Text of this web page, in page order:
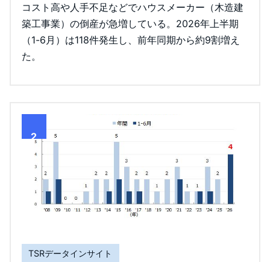
コスト高や人手不足などでハウスメーカー（木造建
築工事業）の倒産が急増している。2026年上半期
（1-6月）は118件発生し、前年同期から約9割増え
た。
2
TSRデータインサイト